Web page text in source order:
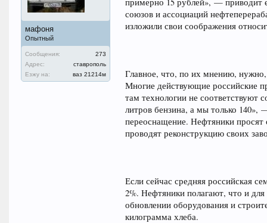
мафоня
Опытный
Сообщения:
273
Адрес:
ставрополь
Езжу на:
ваз 21214м
союзов и ассоциаций
изложили свои соображения
Главное, что, по их мнению,
Многие действующие российские
там технологии не
литров бензина, а мы только
переоснащение. Нефтяники просят
проводят реконструкцию своих
Если сейчас средняя российская
2%. Нефтяники полагают, что и
обновлении оборудования и
килограмма хлеба.